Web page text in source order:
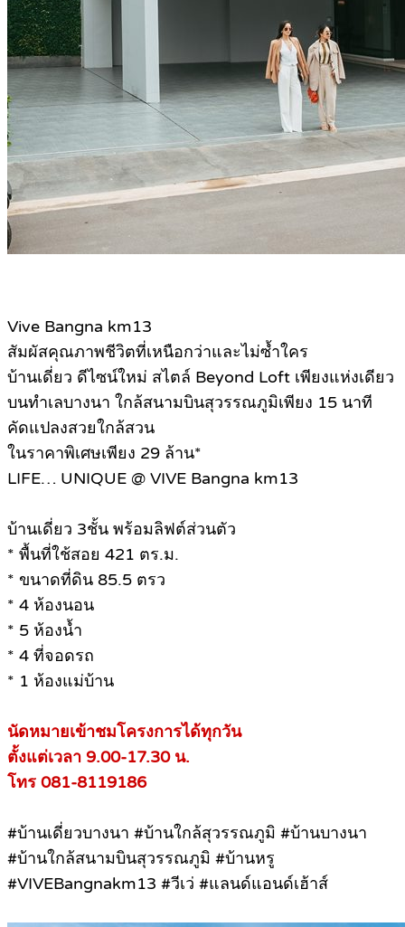
Vive Bangna km13
สัมผัสคุณภาพชีวิตที่เหนือกว่าและไม่ซ้ำใคร
บ้านเดี่ยว ดีไซน์ใหม่ สไตล์ Beyond Loft เพียงแห่งเดียว
บนทำเลบางนา ใกล้สนามบินสุวรรณภูมิเพียง 15 นาที
คัดแปลงสวยใกล้สวน
ในราคาพิเศษเพียง 29 ล้าน*
LIFE… UNIQUE @ VIVE Bangna km13
บ้านเดี่ยว 3ชั้น พร้อมลิฟต์ส่วนตัว
* พื้นที่ใช้สอย 421 ตร.ม.
* ขนาดที่ดิน 85.5 ตรว
* 4 ห้องนอน
* 5 ห้องน้ำ
* 4 ที่จอดรถ
* 1 ห้องแม่บ้าน
นัดหมายเข้าชมโครงการได้ทุกวัน
ตั้งแต่เวลา 9.00-17.30 น.
โทร 081-8119186
#บ้านเดี่ยวบางนา #บ้านใกล้สุวรรณภูมิ #บ้านบางนา
#บ้านใกล้สนามบินสุวรรณภูมิ #บ้านหรู
#VIVEBangnakm13 #วีเว่ #แลนด์แอนด์เฮ้าส์